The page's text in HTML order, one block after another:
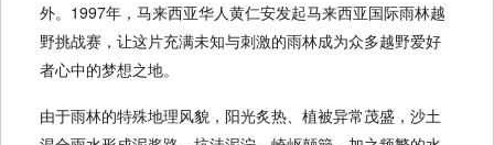
外。1997年，马来西亚华人黄仁安发起马来西亚国际雨林越
野挑战赛，让这片充满未知与刺激的雨林成为众多越野爱好
者心中的梦想之地。
由于雨林的特殊地理风貌，阳光炙热、植被异常茂盛，沙土